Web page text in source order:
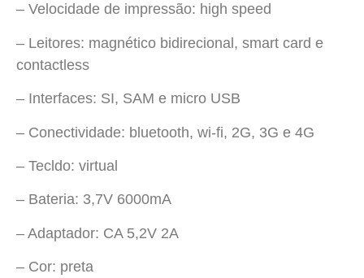
– Velocidade de impressão: high speed
– Leitores: magnético bidirecional, smart card e
contactless
– Interfaces: SI, SAM e micro USB
– Conectividade: bluetooth, wi-fi, 2G, 3G e 4G
– Tecldo: virtual
– Bateria: 3,7V 6000mA
– Adaptador: CA 5,2V 2A
– Cor: preta